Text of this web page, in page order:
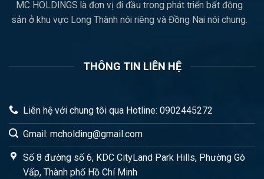
MC HOLDINGS là đơn vị đi đầu trong phát triển bất động
sản ở khu vực Long Thành nói riêng và Đồng Nai nói chung.
THÔNG TIN LIÊN HỆ
Liên hệ với chung tôi qua Hotline: 0902445272
Gmail: mcholding@gmail.com
Số 8 đường số 6, KDC CityLand Park Hills, Phường Gò
Vấp, Thành phố Hồ Chí Minh